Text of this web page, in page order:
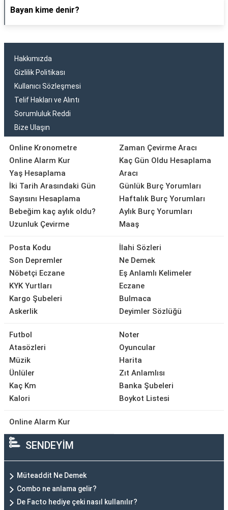
Bayan kime denir?
Hakkımızda
Gizlilik Politikası
Kullanıcı Sözleşmesi
Telif Hakları ve Alıntı
Sorumluluk Reddi
Bize Ulaşın
Online Kronometre
Online Alarm Kur
Yaş Hesaplama
İki Tarih Arasındaki Gün
Sayısını Hesaplama
Bebeğim kaç aylık oldu?
Uzunluk Çevirme
Zaman Çevirme Aracı
Kaç Gün Oldu Hesaplama
Aracı
Günlük Burç Yorumları
Haftalık Burç Yorumları
Aylık Burç Yorumları
Maaş
Posta Kodu
Son Depremler
Nöbetçi Eczane
KYK Yurtları
Kargo Şubeleri
Askerlik
İlahi Sözleri
Ne Demek
Eş Anlamlı Kelimeler
Eczane
Bulmaca
Deyimler Sözlüğü
Futbol
Atasözleri
Müzik
Ünlüler
Kaç Km
Kalori
Noter
Oyuncular
Harita
Zıt Anlamlısı
Banka Şubeleri
Boykot Listesi
Online Alarm Kur
SENDEYİM
Müteaddit Ne Demek
Combo ne anlama gelir?
De Facto hediye çeki nasıl kullanılır?